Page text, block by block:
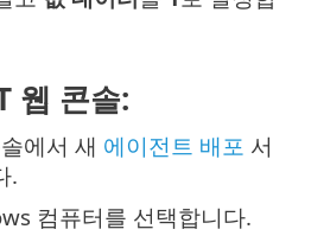
웹 콘솔:
솔에서 새 에이전트 배포 서
.
컴퓨터를 선택합니다.